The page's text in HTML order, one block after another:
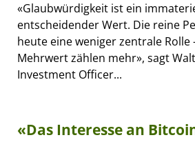
«Glaubwürdigkeit ist ein
entscheidender Wert. Die reine
heute eine weniger zentrale Rolle
Mehrwert zählen mehr», sagt
Investment Officer...
«Das Interesse an